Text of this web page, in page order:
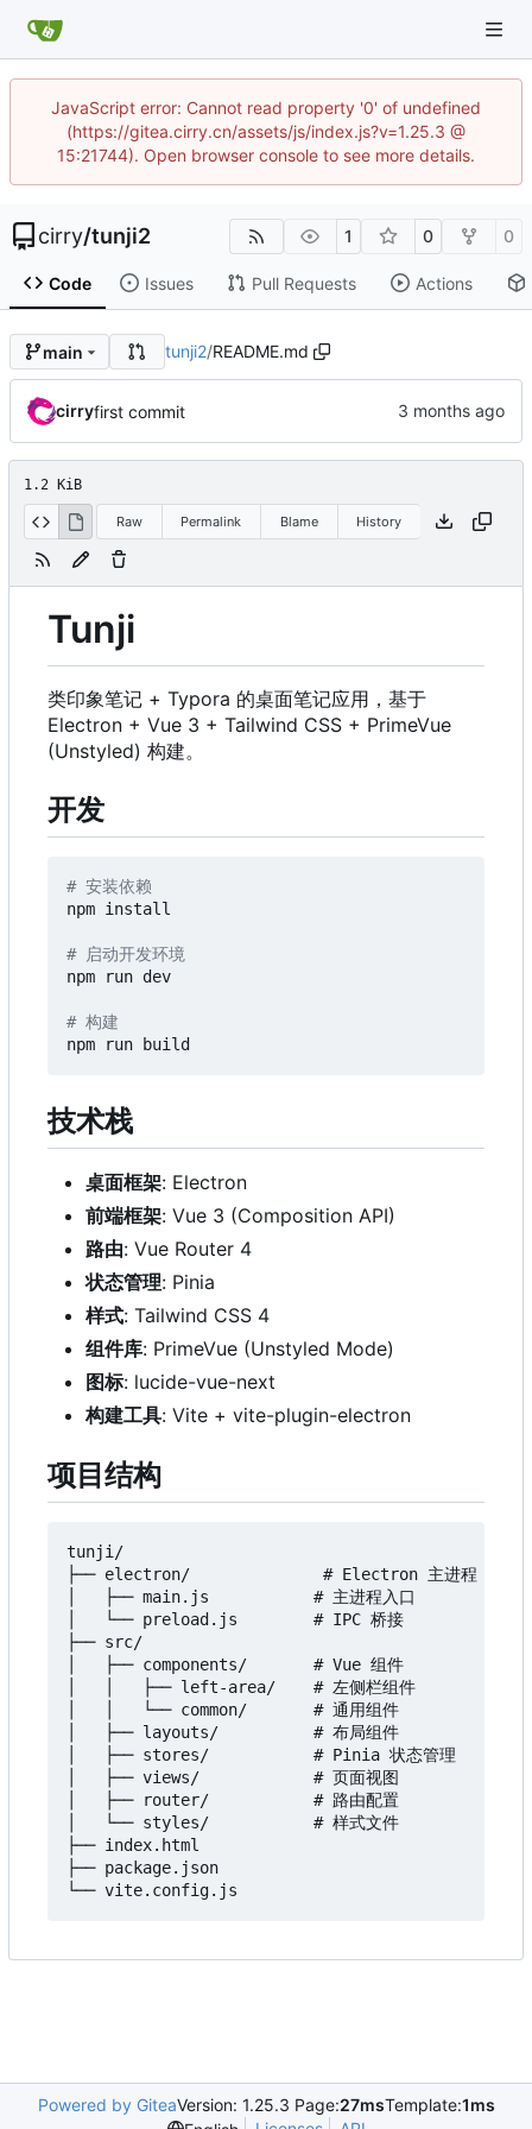
JavaScript error: Cannot read property '0' of undefined
(https://gitea.cirry.cn/assets/js/index.js?v=1.25.3 @
15:21744). Open browser console to see more details.
cirry/tunji2 1 0 0
Code Issues Pull Requests Actions
main tunji2/README.md
cirryfirst commit
1.2 KiB
Raw Permalink Blame History
Tunji
类印象笔记 + Typora 的桌面笔记应用，基于
Electron + Vue 3 + Tailwind CSS + PrimeVue
(Unstyled) 构建。
开发
# 安装依赖
npm install
# 启动开发环境
npm run dev
# 构建
技术栈
桌面框架: Electron
前端框架: Vue 3 (Composition API)
路由: Vue Router 4
状态管理: Pinia
样式: Tailwind CSS 4
组件库: PrimeVue (Unstyled Mode)
图标: lucide-vue-next
构建工具: Vite + vite-plugin-electron
项目结构
tunji/
├── electron/              # Electron 主进程
│   ├── main.js           # 主进程入口
│   └── preload.js        # IPC 桥接
├── src/
│   ├── components/       # Vue 组件
│   │   ├── left-area/    # 左侧栏组件
│   │   └── common/       # 通用组件
│   ├── layouts/          # 布局组件
│   ├── stores/           # Pinia 状态管理
│   ├── views/            # 页面视图
│   ├── router/           # 路由配置
│   └── styles/           # 样式文件
├── index.html
├── package.json
Powered by GiteaVersion: 1.25.3 Page:27msTemplate:1ms